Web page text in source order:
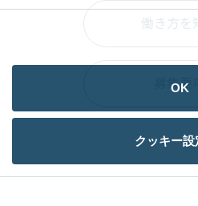
OK
クッキー設
働き方を
募集要項